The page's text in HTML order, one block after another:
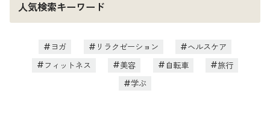
人気検索キーワード
ヨガ リラクゼーション
ヘルスケア
フィットネス
美容 自転車
旅行
学ぶ